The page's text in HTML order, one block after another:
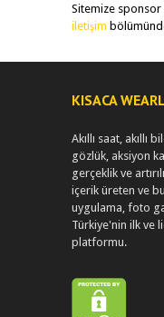
Sitemize
iletişim
KISACA
Akıllı saat, akıllı
gözlük, aksiyon
gerçeklik ve
içerik üreten ve
uygulama, foto
Türkiye'nin ilk ve
platformu.